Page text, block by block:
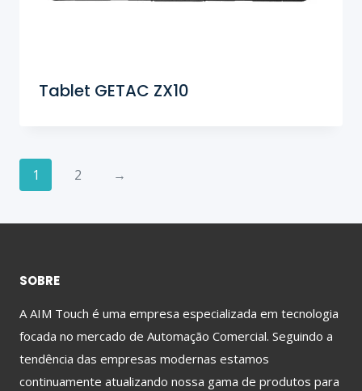
Tablet GETAC ZX10
1 2 →
SOBRE
A AIM Touch é uma empresa especializada em tecnologia
focada no mercado de Automação Comercial. Seguindo a
tendência das empresas modernas estamos
continuamente atualizando nossa gama de produtos para